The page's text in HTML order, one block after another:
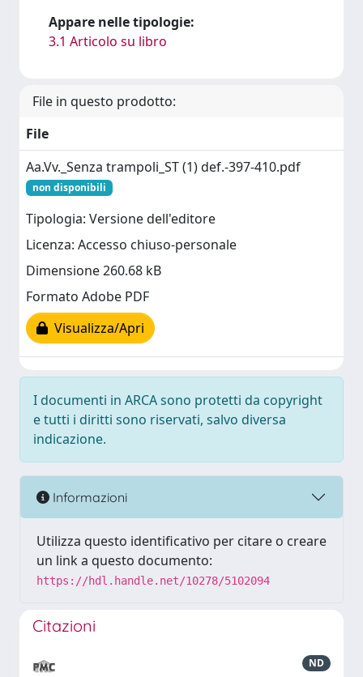
Appare nelle tipologie:
3.1 Articolo su libro
File in questo prodotto:
File
Aa.Vv._Senza trampoli_ST (1) def.-397-410.pdf
non disponibili
Tipologia: Versione dell'editore
Licenza: Accesso chiuso-personale
Dimensione 260.68 kB
Formato Adobe PDF
Visualizza/Apri
I documenti in ARCA sono protetti da copyright
e tutti i diritti sono riservati, salvo diversa
indicazione.
Informazioni
Utilizza questo identificativo per citare o creare
un link a questo documento:
https://hdl.handle.net/10278/5102094
Citazioni
ND